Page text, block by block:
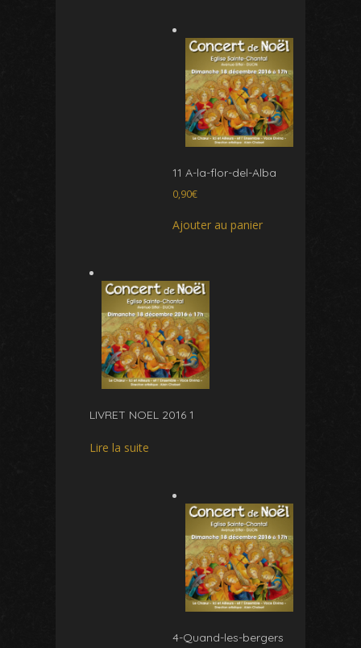
11 A-la-flor-del-Alba
0,90€
Ajouter au panier
LIVRET NOEL 2016 1
Lire la suite
4-Quand-les-bergers